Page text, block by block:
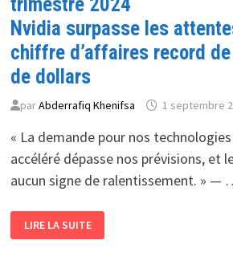
Nvidia surpasse les
chiffre d’affaires record
de dollars
parAbderrafiq Khenifsa 1 septembre
« La demande pour nos
accéléré dépasse nos prévisions, et
aucun signe de ralentissement. » —
FINANCIERS
DU
LIRE LA SUITE